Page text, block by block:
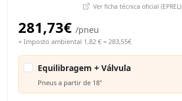
Ver ficha técnica oficial (EPREL)
281,73€ /pneu
+ Imposto ambiental 1,82 € = 283,55€
Equilibragem + Válvula
Pneus a partir de 18"